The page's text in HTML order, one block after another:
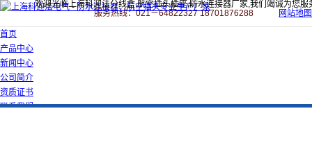
欢迎光临上海科迎法分线盒,航空插头插座,防水连接器厂家,我们竭诚为您服
服务热线：021－64822327 18701876288
网站地图
首页
产品中心
新闻中心
公司简介
资质证书
联系我们